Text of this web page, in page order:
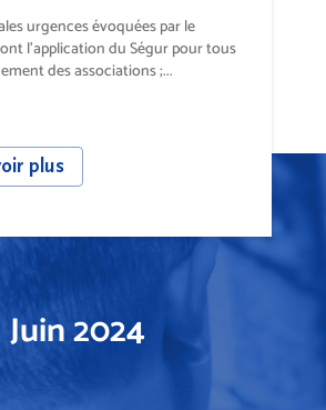
urgences évoquées par le
l’application du Ségur pour tous
des associations ;...
plus
Juin 2024